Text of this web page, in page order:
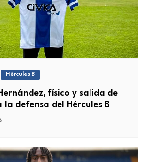
Hércules B
físico y salida de
la defensa del Hércules B